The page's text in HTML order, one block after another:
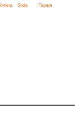
Sede Tapera